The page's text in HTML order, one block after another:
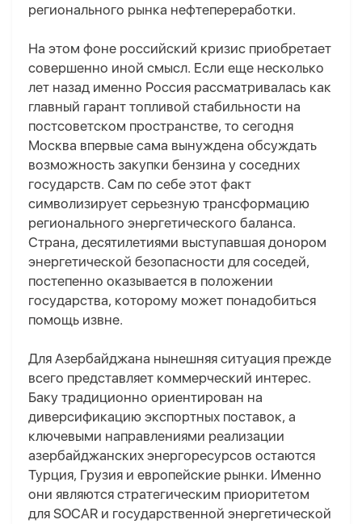
регионального рынка нефтепереработки.
На этом фоне российский кризис приобретает
совершенно иной смысл. Если еще несколько
лет назад именно Россия рассматривалась как
главный гарант топливой стабильности на
постсоветском пространстве, то сегодня
Москва впервые сама вынуждена обсуждать
возможность закупки бензина у соседних
государств. Сам по себе этот факт
символизирует серьезную трансформацию
регионального энергетического баланса.
Страна, десятилетиями выступавшая донором
энергетической безопасности для соседей,
постепенно оказывается в положении
государства, которому может понадобиться
помощь извне.
Для Азербайджана нынешняя ситуация прежде
всего представляет коммерческий интерес.
Баку традиционно ориентирован на
диверсификацию экспортных поставок, а
ключевыми направлениями реализации
азербайджанских энергоресурсов остаются
Турция, Грузия и европейские рынки. Именно
они являются стратегическим приоритетом
для SOCAR и государственной энергетической